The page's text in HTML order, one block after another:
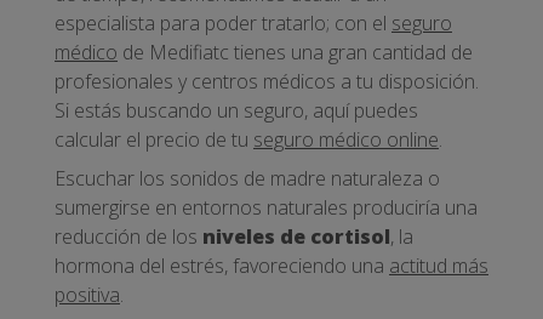
especialista para poder tratarlo; con el seguro
médico de Medifiatc tienes una gran cantidad de
profesionales y centros médicos a tu disposición.
Si estás buscando un seguro, aquí puedes
calcular el precio de tu seguro médico online.
Escuchar los sonidos de madre naturaleza o
sumergirse en entornos naturales produciría una
reducción de los niveles de cortisol, la
hormona del estrés, favoreciendo una actitud más
positiva.